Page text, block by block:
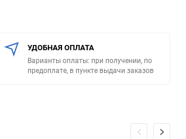
УДОБНАЯ ОПЛАТА
Варианты оплаты: при получении, по
предоплате, в пункте выдачи заказов